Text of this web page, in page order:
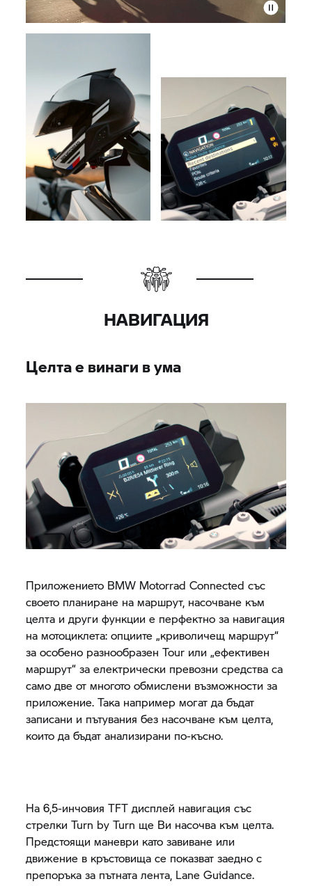
НАВИГАЦИЯ
Целта е винаги в ума
Приложението BMW Motorrad Connected със
своето планиране на маршрут, насочване към
целта и други функции е перфектно за навигация
на мотоциклета: опциите „криволичещ маршрут“
за особено разнообразен Tour или „ефективен
маршрут“ за електрически превозни средства са
само две от многото обмислени възможности за
приложение. Така например могат да бъдат
записани и пътувания без насочване към целта,
които да бъдат анализирани по-късно.
На 6,5-инчовия TFT дисплей навигация със
стрелки Turn by Turn ще Ви насочва към целта.
Предстоящи маневри като завиване или
движение в кръстовища се показват заедно с
препоръка за пътната лента, Lane Guidance.